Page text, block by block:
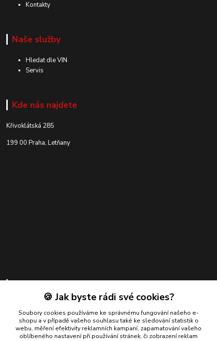
Kontakty
Naše služby
Hledat dle VIN
Servis
Kde nás najdete
Křivoklátská 285
199 00 Praha, Letňany
Kontakty
+420 739 924 550
(Po-Pá, 8-17 hod.)
🍪 Jak byste rádi své cookies?
Soubory cookies používáme ke správnému fungování našeho e-
shopu a v případě vašeho souhlasu také ke sledování statistik o
webu, měření efektivity reklamních kampaní, zapamatování vašeho
oblíbeného nastavení při používání stránek, či zobrazení reklam